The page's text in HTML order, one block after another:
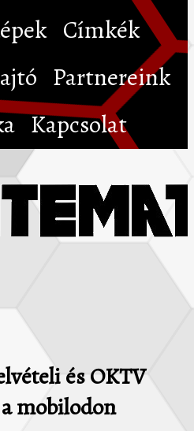
Címkék
Partnereink
Kapcsolat
és OKTV
mobilodon